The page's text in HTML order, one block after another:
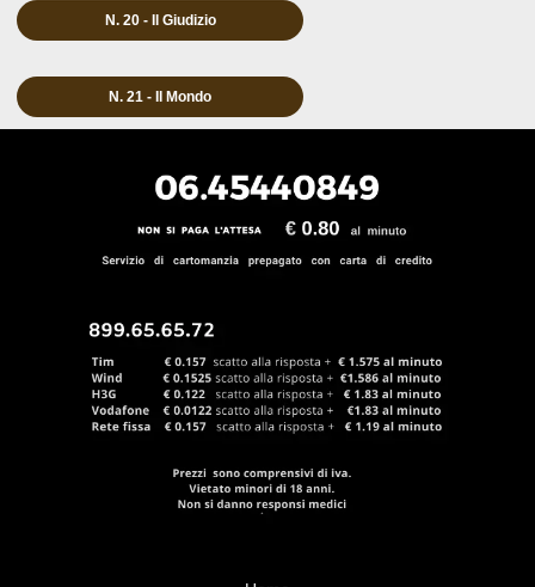
N. 20 - Il Giudizio
N. 21 - Il Mondo